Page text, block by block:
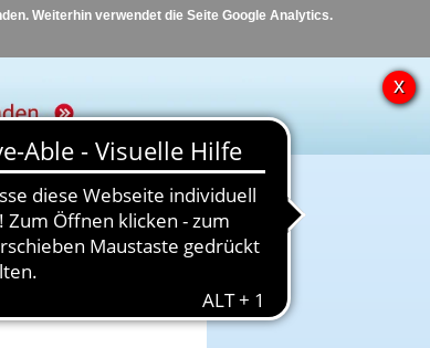
Weiterhin verwendet die Seite Google Analytics.
Kontakt
Diabetes